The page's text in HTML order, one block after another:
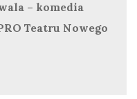
– komedia
Teatru Nowego